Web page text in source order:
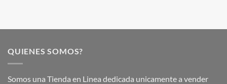
QUIENES SOMOS?
Somos una Tienda en Linea dedicada unicamente a vender